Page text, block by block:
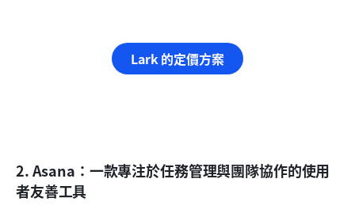
Lark 的定價方案
2. Asana：一款專注於任務管理與團隊協作的使用
者友善工具